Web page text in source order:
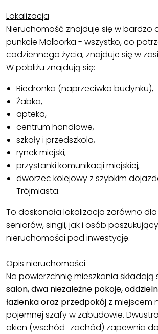
Lokalizacja
Nieruchomość znajduje się w bardzo
punkcie Malborka - wszystko, co
codziennego życia, znajduje się w
W pobliżu znajdują się:
Biedronka (naprzeciwko budynku),
Żabka,
apteka,
centrum handlowe,
szkoły i przedszkola,
rynek miejski,
przystanki komunikacji miejskiej,
dworzec kolejowy z szybkim
Trójmiasta.
To doskonała lokalizacja zarówno
seniorów, singli, jak i osób
nieruchomości pod inwestycję.
Opis nieruchomości
Na powierzchnię mieszkania składają
salon, dwa niezależne pokoje,
łazienka oraz przedpokój z miejscem
pojemnej szafy w zabudowie.
okien (wschód–zachód) zapewnia